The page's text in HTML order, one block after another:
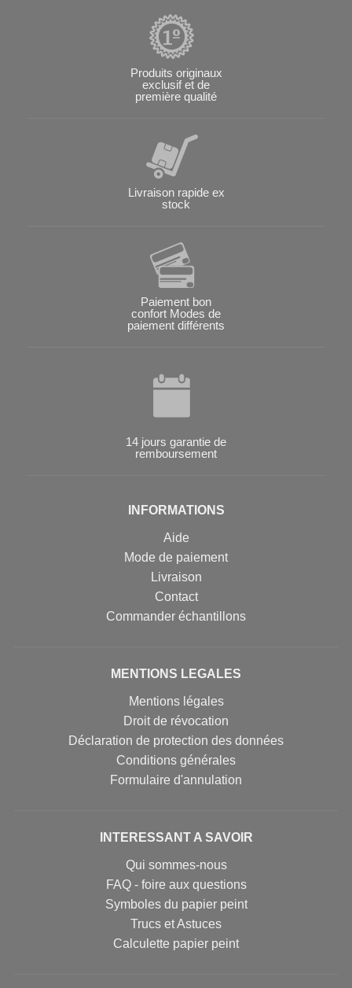
Produits originaux
exclusif et de
première qualité
Livraison rapide ex
stock
Paiement bon
confort Modes de
paiement différents
14 jours garantie de
remboursement
INFORMATIONS
Aide
Mode de paiement
Livraison
Contact
Commander échantillons
MENTIONS LEGALES
Mentions légales
Droit de révocation
Déclaration de protection des données
Conditions générales
Formulaire d'annulation
INTERESSANT A SAVOIR
Qui sommes-nous
FAQ - foire aux questions
Symboles du papier peint
Trucs et Astuces
Calculette papier peint